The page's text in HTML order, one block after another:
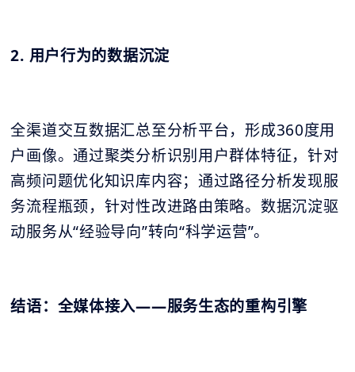
2. 用户行为的数据沉淀
全渠道交互数据汇总至分析平台，形成360度用
户画像。通过聚类分析识别用户群体特征，针对
高频问题优化知识库内容；通过路径分析发现服
务流程瓶颈，针对性改进路由策略。数据沉淀驱
动服务从“经验导向”转向“科学运营”。
结语：全媒体接入——服务生态的重构引擎